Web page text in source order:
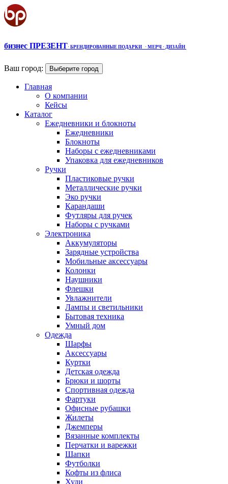
бизнес ПРЕЗЕНТ· БРЕНДИРОВАННЫЕ ПОДАРКИ · МЕРЧ · ДИЗАЙН
Ваш город: Выберите город
Главная
О компании
Кейсы
Каталог
Ежедневники и блокноты
Ежедневники
Блокноты
Наборы с ежедневниками
Упаковка для ежедневников
Ручки
Пластиковые ручки
Металлические ручки
Эко ручки
Карандаши
Футляры для ручек
Наборы с ручками
Электроника
Аккумуляторы
Зарядные устройства
Мобильные аксессуары
Колонки
Наушники
Флешки
Увлажнители
Лампы и светильники
Бытовая техника
Умный дом
Одежда
Шарфы
Аксессуары
Куртки
Детская одежда
Брюки и шорты
Спортивная одежда
Фартуки
Офисные рубашки
Жилеты
Джемперы
Вязанные комплекты
Перчатки и варежки
Шапки
Футболки
Кофты из флиса
Худи